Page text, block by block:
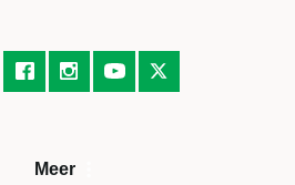
Meer